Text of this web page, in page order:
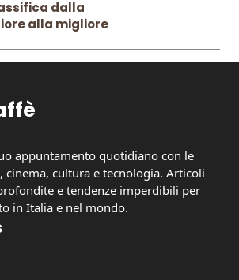
dalla
alla migliore
appuntamento quotidiano con le
cinema, cultura e tecnologia. Articoli
e tendenze imperdibili per
in Italia e nel mondo.